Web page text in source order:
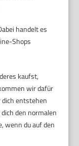
handelt es
Shops
kaufst,
wir dafür
dich entstehen
den normalen
wenn du auf den